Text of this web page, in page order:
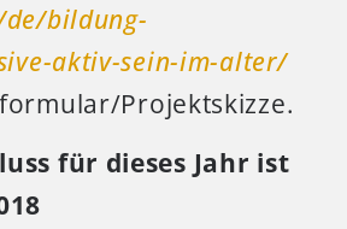
bildung-
aktiv-sein-im-alter/
Projektskizze.
für dieses Jahr ist